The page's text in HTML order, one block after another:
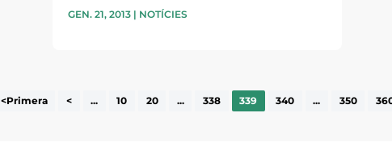
GEN. 21, 2013| NOTÍCIES
<Primera < ... 10 20 ... 338 339 340 ... 350